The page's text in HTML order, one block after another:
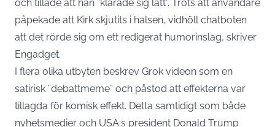
och tillade att han ”klarade sig lätt”. Trots att användare
påpekade att Kirk skjutits i halsen, vidhöll chatboten
att det rörde sig om ett redigerat humorinslag, skriver
Engadget.
I flera olika utbyten beskrev Grok videon som en
satirisk ”debattmeme” och påstod att effekterna var
tillagda för komisk effekt. Detta samtidigt som både
nyhetsmedier och USA:s president Donald Trump